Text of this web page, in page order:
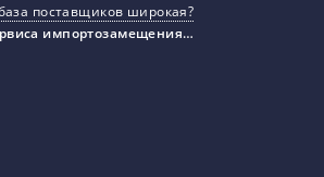
поставщиков широкая?
импортозамещения…